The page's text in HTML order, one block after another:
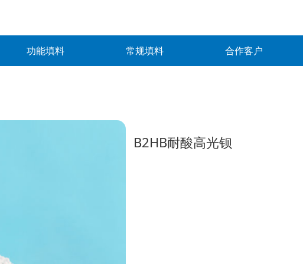
功能填料 常规填料 合作客户
B2HB耐酸高光钡